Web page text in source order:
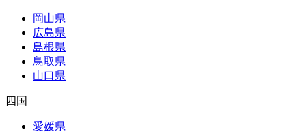
岡山県
広島県
島根県
鳥取県
山口県
四国
愛媛県